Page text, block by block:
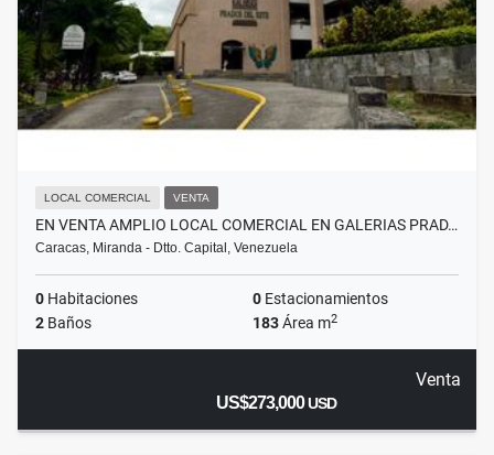
LOCAL COMERCIAL VENTA
EN VENTA AMPLIO LOCAL COMERCIAL EN GALERIAS PRAD…
Caracas, Miranda - Dtto. Capital, Venezuela
0 Habitaciones 0 Estacionamientos
2 Baños 183Área m2
Venta
US$273,000USD